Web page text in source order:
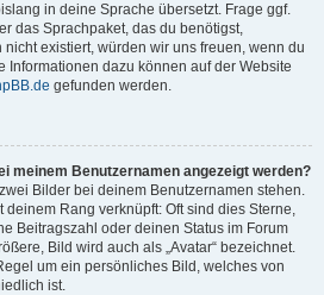
in deine Sprache übersetzt. Frage ggf.
das Sprachpaket, das du benötigst,
existiert, würden wir uns freuen, wenn du
Informationen dazu können auf der Website
gefunden werden.
meinem Benutzernamen angezeigt werden?
Bilder bei deinem Benutzernamen stehen.
deinem Rang verknüpft: Oft sind dies Sterne,
Beitragszahl oder deinen Status im Forum
Bild wird auch als „Avatar“ bezeichnet.
um ein persönliches Bild, welches von
ist.